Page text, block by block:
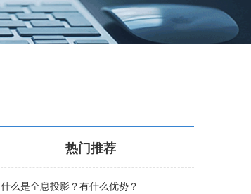
热门推荐
什么是全息投影？有什么优势？